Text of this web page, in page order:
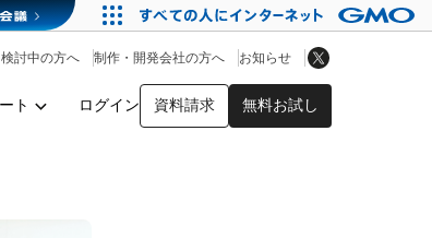
ト ログイン 資料請求 無料お試し
討中の方へ 制作・開発会社の方へ お知らせ
アプリストア